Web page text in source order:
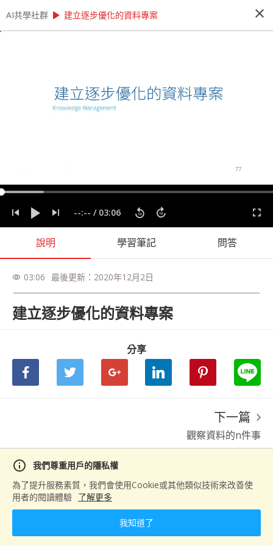
AI共學社群 play_arrow AI 先修班 - 資料科學家的 12 堂心法養成課
這是一個資料的時代，人人好像都需要會一點運用
資料的能力。本課程將透過 12 + X 堂課程，內容
將會談到資料科學的發展脈絡以及一個資料專案起
心法
程式設計
資料專案
資料科學
課程內容(60) 問答 學習筆記 會員(14) 課程介
info
我們尊重用戶的隱私權
為了提升服務素質，我們會使用Cookie或其他類似技術來改善使
用者的閱讀體驗 了解更多
我知道了
AI共學社群 play_arrow 建立逐步優化的資料專案 close
--:-- / 03:06
說明 學習筆記 問答
visibility 03:06 最後更新： 2020年12月2日
建立逐步優化的資料專案
分享
下一篇
觀察資料的n件事